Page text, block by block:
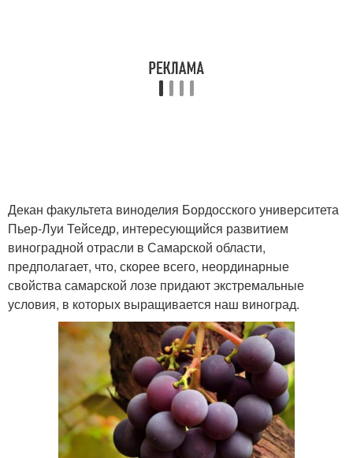
Декан факультета виноделия Бордосского университета
Пьер-Луи Тейседр, интересующийся развитием
виноградной отрасли в Самарской области,
предполагает, что, скорее всего, неординарные
свойства самарской лозе придают экстремальные
условия, в которых выращивается наш виноград.